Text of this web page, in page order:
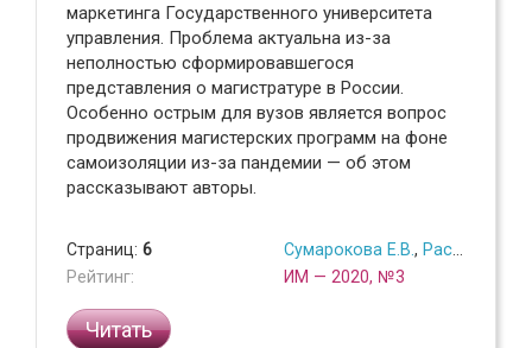
маркетинга Государственного университета
управления. Проблема актуальна из-за
неполностью сформировавшегося
представления о магистратуре в России.
Особенно острым для вузов является вопрос
продвижения магистерских программ на фоне
самоизоляции из-за пандемии — об этом
рассказывают авторы.
Страниц: 6
Рейтинг:
Сумарокова Е.В. , Рассохина Е.Д.
ИМ — 2020, №3
Читать